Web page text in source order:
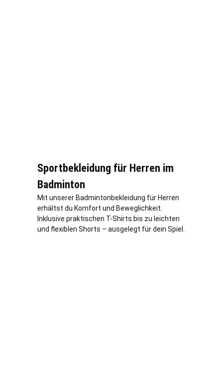
Sportbekleidung für Herren im
Badminton
Mit unserer Badmintonbekleidung für Herren
erhältst du Komfort und Beweglichkeit.
Inklusive praktischen T-Shirts bis zu leichten
und flexiblen Shorts – ausgelegt für dein Spiel.